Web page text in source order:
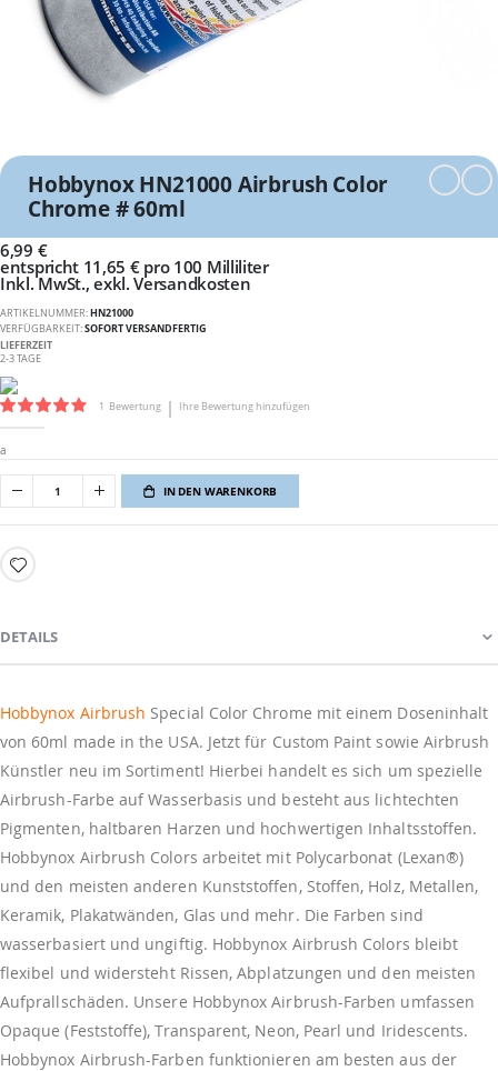
the
beginning
gallery
Hobbynox HN21000 Airbrush Color
Chrome # 60ml
6,99 €
entspricht 11,65 € pro 100 Milliliter
Inkl. MwSt.,exkl.Versandkosten
ARTIKELNUMMER HN21000
VERFÜGBARKEIT:SOFORT VERSANDFERTIG
LIEFERZEIT
2-3 TAGE
Bewertung:
% of
1 Bewertung Ihre Bewertung hinzufügen
a
IN DEN WARENKORB
DETAILS
Hobbynox Airbrush Special Color Chrome mit einem Doseninhalt
von 60ml made in the USA. Jetzt für Custom Paint sowie Airbrush
Künstler neu im Sortiment! Hierbei handelt es sich um spezielle
Airbrush-Farbe auf Wasserbasis und besteht aus lichtechten
Pigmenten, haltbaren Harzen und hochwertigen Inhaltsstoffen.
Hobbynox Airbrush Colors arbeitet mit Polycarbonat (Lexan®)
und den meisten anderen Kunststoffen, Stoffen, Holz, Metallen,
Keramik, Plakatwänden, Glas und mehr. Die Farben sind
wasserbasiert und ungiftig. Hobbynox Airbrush Colors bleibt
flexibel und widersteht Rissen, Abplatzungen und den meisten
Aufprallschäden. Unsere Hobbynox Airbrush-Farben umfassen
Opaque (Feststoffe), Transparent, Neon, Pearl und Iridescents.
Hobbynox Airbrush-Farben funktionieren am besten aus der